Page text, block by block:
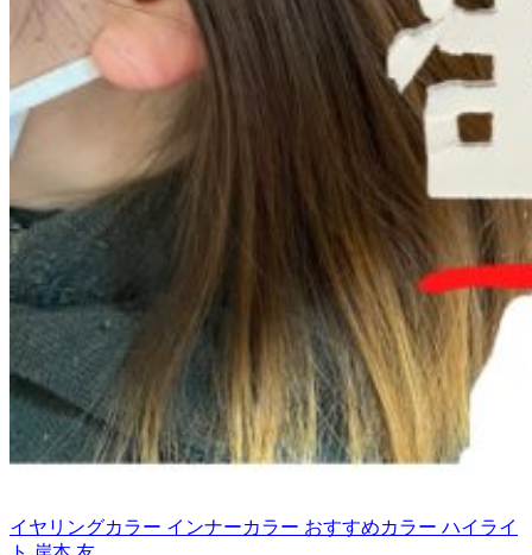
イヤリングカラー インナーカラー おすすめカラー ハイライ